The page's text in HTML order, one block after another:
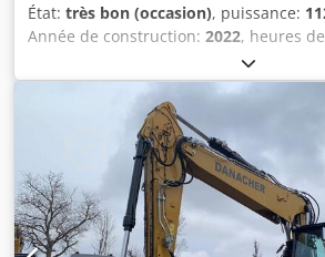
État: très bon (occasion), puissance:
Année de construction: 2022, heures
climatisation
07B Cjdpfx Aeyin Dbjiieha Année de
Heures de service : 2 857 h Cabine
Radio Caméra de recul et latérale
2,50 m Pré-équipement complet
cisaille) Attache rapide OQ70/55 1 x
graissage centralisé Dimension des
30 % restants Support de lame Moteur
opérationnel : 19 t